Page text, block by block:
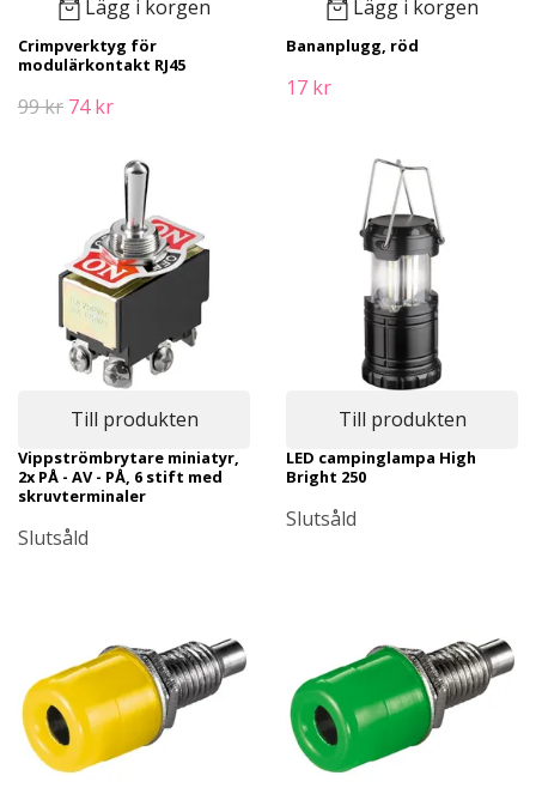
Lägg i korgen
Crimpverktyg för
modulärkontakt RJ45
99 kr 74 kr
Lägg i korgen
Bananplugg, röd
17 kr
Till produkten
Vippströmbrytare miniatyr,
2x PÅ - AV - PÅ, 6 stift med
skruvterminaler
Slutsåld
Till produkten
LED campinglampa High
Bright 250
Slutsåld